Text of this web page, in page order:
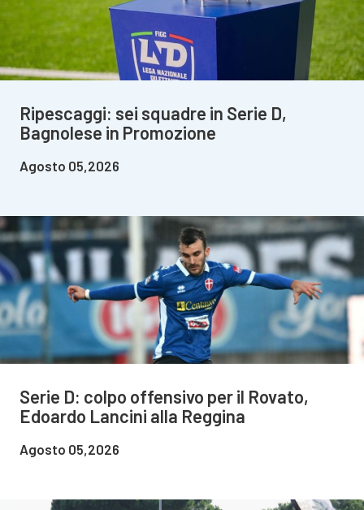
Ripescaggi: sei squadre in Serie D,
Bagnolese in Promozione
Agosto 05,2026
Serie D: colpo offensivo per il Rovato,
Edoardo Lancini alla Reggina
Agosto 05,2026